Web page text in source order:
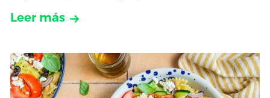
Leer más